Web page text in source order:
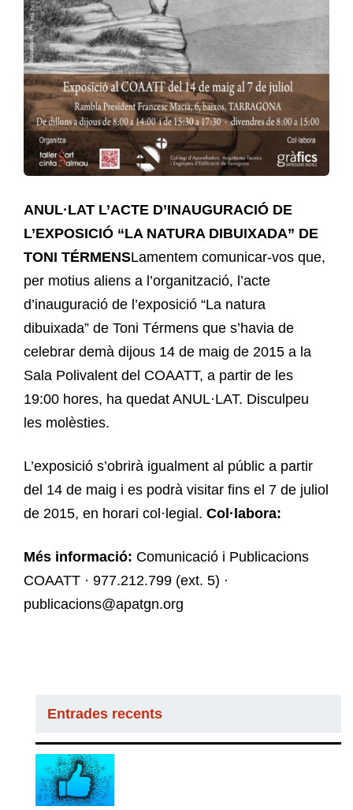
ANUL·LAT L’ACTE D’INAUGURACIÓ DE
L’EXPOSICIÓ “LA NATURA DIBUIXADA” DE
TONI TÉRMENSLamentem comunicar-vos que,
per motius aliens a l’organització, l’acte
d’inauguració de l’exposició “La natura
dibuixada” de Toni Térmens que s’havia de
celebrar demà dijous 14 de maig de 2015 a la
Sala Polivalent del COAATT, a partir de les
19:00 hores, ha quedat ANUL·LAT. Disculpeu
les molèsties.
L’exposició s’obrirà igualment al públic a partir
del 14 de maig i es podrà visitar fins el 7 de juliol
de 2015, en horari col·legial. Col·labora:
Més informació: Comunicació i Publicacions
COAATT · 977.212.799 (ext. 5) ·
publicacions@apatgn.org
Entrades recents